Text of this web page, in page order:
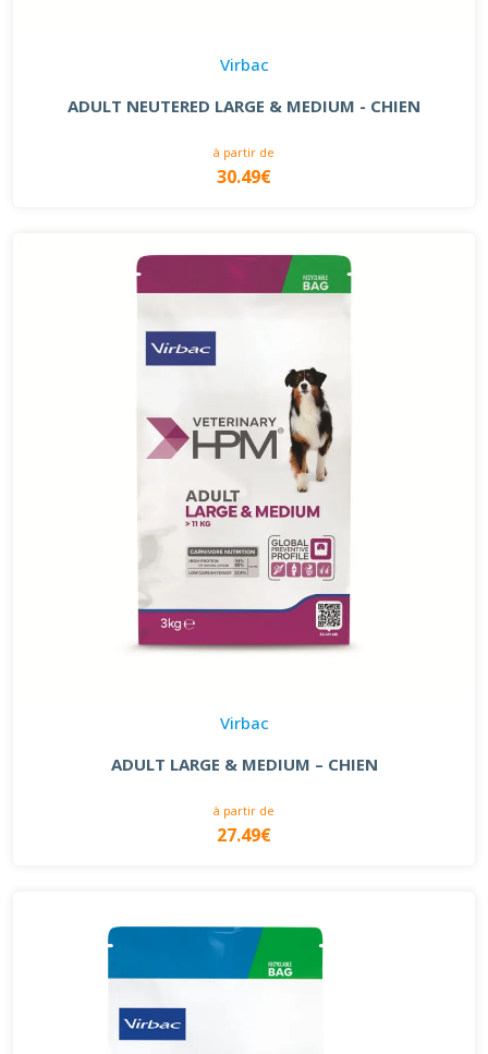
Virbac
ADULT NEUTERED LARGE & MEDIUM - CHIEN
à partir de
30.49€
Virbac
ADULT LARGE & MEDIUM – CHIEN
à partir de
27.49€